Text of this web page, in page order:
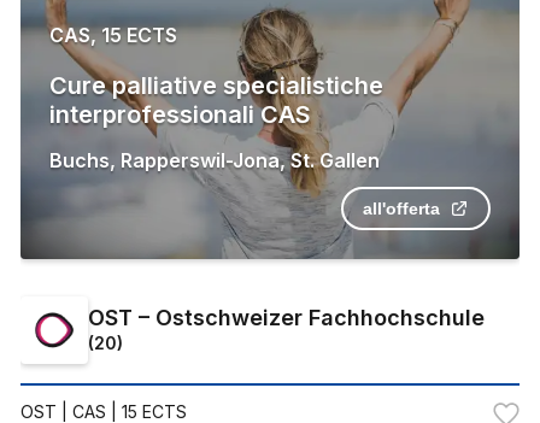
CAS, 15 ECTS
Cure palliative specialistiche
interprofessionali CAS
Buchs, Rapperswil-Jona,St. Gallen
all'offerta
OST – Ostschweizer Fachhochschule
(20)
OST | CAS | 15 ECTS